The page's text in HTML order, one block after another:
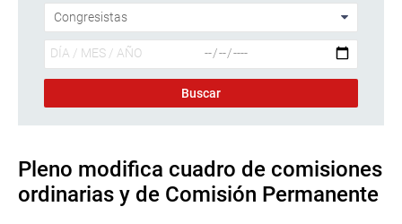
Pleno modifica cuadro de comisiones
ordinarias y de Comisión Permanente